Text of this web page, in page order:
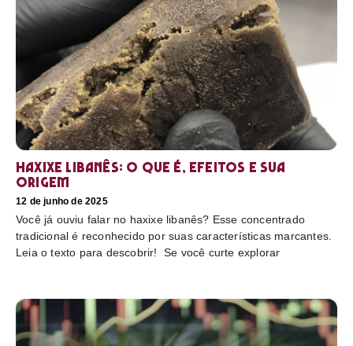
Haxixe libanês: O que é, efeitos e sua
origem
12 de junho de 2025
Você já ouviu falar no haxixe libanês? Esse concentrado
tradicional é reconhecido por suas características marcantes.
Leia o texto para descobrir! Se você curte explorar